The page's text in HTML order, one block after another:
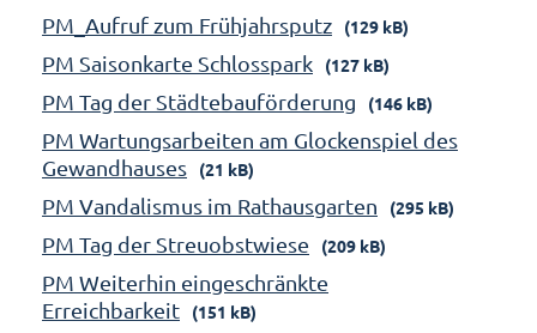
PM_Aufruf zum Frühjahrsputz (129 kB)
PM Saisonkarte Schlosspark (127 kB)
PM Tag der Städtebauförderung (146 kB)
PM Wartungsarbeiten am Glockenspiel des
Gewandhauses
(21 kB)
PM Vandalismus im Rathausgarten (295 kB)
PM Tag der Streuobstwiese (209 kB)
PM Weiterhin eingeschränkte
Erreichbarkeit
(151 kB)